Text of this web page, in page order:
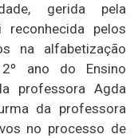
gerida pela
pelos
na alfabetização
ano do Ensino
professora Agda
da professora
no processo de